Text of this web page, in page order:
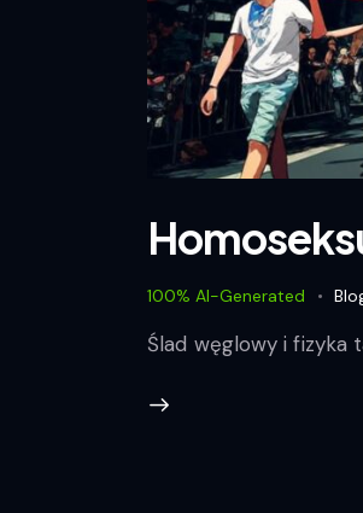
100% AI-Generated
Ślad węglowy i fizyka